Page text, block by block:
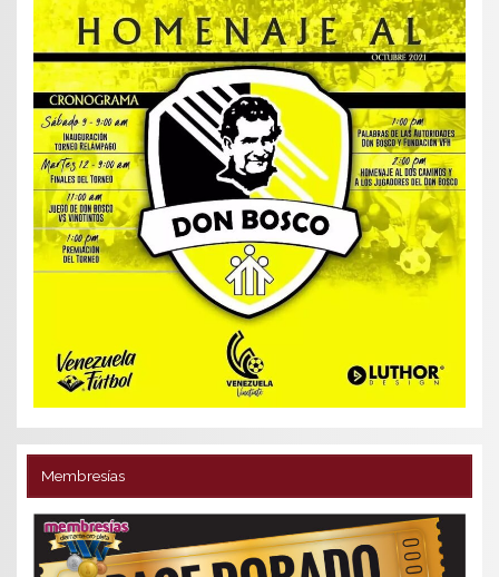
Membresías